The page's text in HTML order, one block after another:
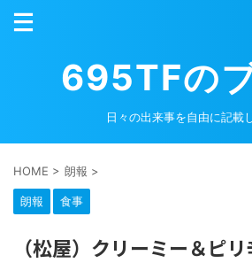
695TFの
日々の出来事を自由に記載
HOME > 朗報 >
朗報 食事
（松屋）クリーミー＆ピ